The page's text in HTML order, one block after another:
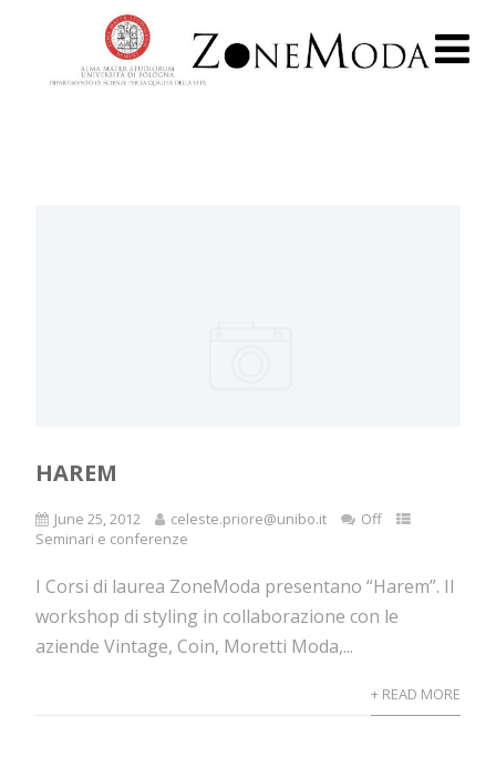
HAREM
June 25, 2012 celeste.priore@unibo.it
Off
Seminari e conferenze
I Corsi di laurea ZoneModa presentano “Harem”. Il
workshop di styling in collaborazione con le
aziende Vintage, Coin, Moretti Moda,...
+ READ MORE